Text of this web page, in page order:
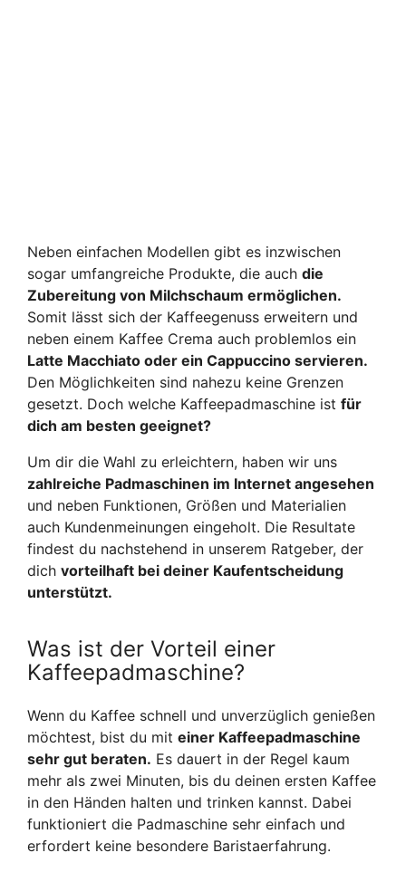
Neben einfachen Modellen gibt es inzwischen
sogar umfangreiche Produkte, die auch die
Zubereitung von Milchschaum ermöglichen.
Somit lässt sich der Kaffeegenuss erweitern und
neben einem Kaffee Crema auch problemlos ein
Latte Macchiato oder ein Cappuccino servieren.
Den Möglichkeiten sind nahezu keine Grenzen
gesetzt. Doch welche Kaffeepadmaschine ist für
dich am besten geeignet?
Um dir die Wahl zu erleichtern, haben wir uns
zahlreiche Padmaschinen im Internet angesehen
und neben Funktionen, Größen und Materialien
auch Kundenmeinungen eingeholt. Die Resultate
findest du nachstehend in unserem Ratgeber, der
dich vorteilhaft bei deiner Kaufentscheidung
unterstützt.
Was ist der Vorteil einer
Kaffeepadmaschine?
Wenn du Kaffee schnell und unverzüglich genießen
möchtest, bist du mit einer Kaffeepadmaschine
sehr gut beraten. Es dauert in der Regel kaum
mehr als zwei Minuten, bis du deinen ersten Kaffee
in den Händen halten und trinken kannst. Dabei
funktioniert die Padmaschine sehr einfach und
erfordert keine besondere Baristaerfahrung.